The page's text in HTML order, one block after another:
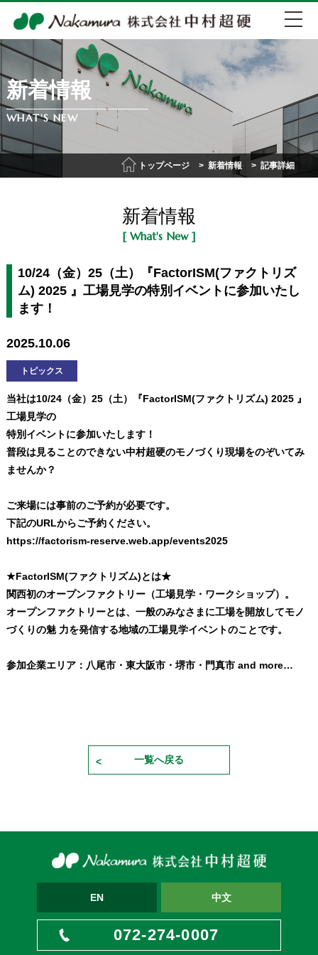
072-274-0007
会社紹介
新着情報
WHAT'S NEW
トップページ 新着情報 記事詳細
新着情報
[ What's New ]
10/24（金）25（土）『FactorISM(ファクトリズ
ム) 2025 』工場見学の特別イベントに参加いたし
ます！
2025.10.06
トピックス
当社は10/24（金）25（土）『FactorISM(ファクトリズム) 2025 』
工場見学の
特別イベントに参加いたします！
普段は見ることのできない中村超硬のモノづくり現場をのぞいてみ
ませんか？
ご来場には事前のご予約が必要です。
下記のURLからご予約ください。
https://factorism-reserve.web.app/events2025
★FactorISM(ファクトリズム)とは★
関西初のオープンファクトリー（工場見学・ワークショップ）。
オープンファクトリーとは、一般のみなさまに工場を開放してモノ
づくりの魅 力を発信する地域の工場見学イベントのことです。
参加企業エリア：八尾市・東大阪市・堺市・門真市 and more…
一覧へ戻る
EN 中文
072-274-0007